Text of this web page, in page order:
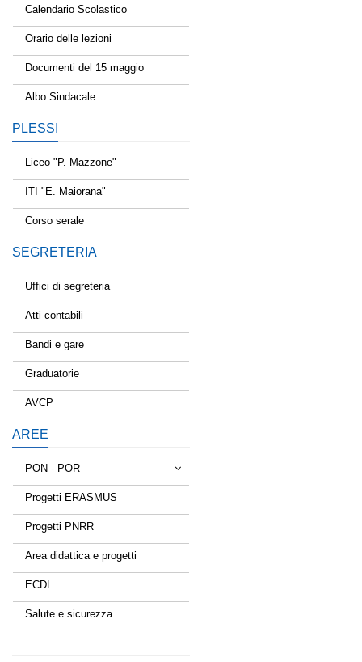
Calendario Scolastico
Orario delle lezioni
Documenti del 15 maggio
Albo Sindacale
PLESSI
Liceo "P. Mazzone"
ITI "E. Maiorana"
Corso serale
SEGRETERIA
Uffici di segreteria
Atti contabili
Bandi e gare
Graduatorie
AVCP
AREE
PON - POR
Tessere la rete
Estate a scuola
Scuola d'estate
Progetti ERASMUS
Progetti PNRR
Area didattica e progetti
ECDL
Salute e sicurezza